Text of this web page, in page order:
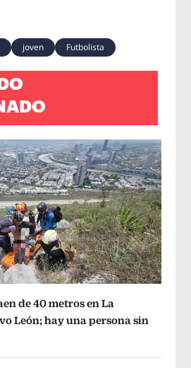
joven Futbolista
de 40 metros en La
León; hay una persona sin